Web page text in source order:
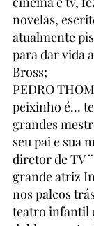
novelas,
atualmente
para dar vida
Bross;
PEDRO
peixinho é...
grandes
seu pai e sua
diretor de TV
grande atriz
nos palcos
teatro infantil